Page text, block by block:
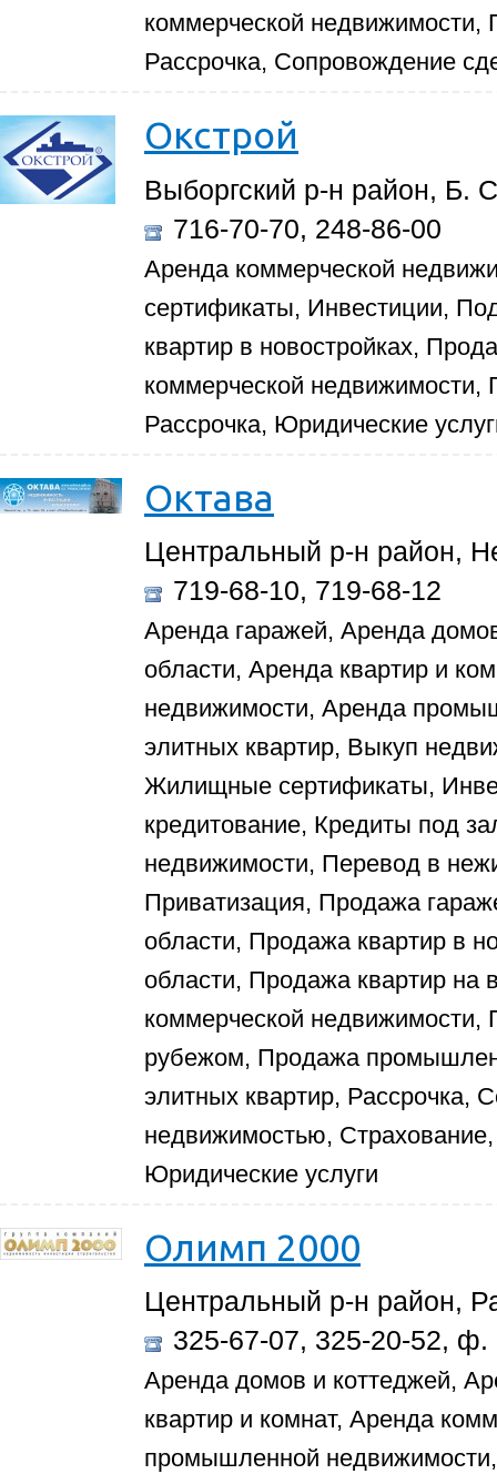
коммерческой недвижимости,
Рассрочка, Сопровождение
Окстрой
Выборгский р-н район, Б.
716-70-70, 248-86-00
Аренда коммерческой
сертификаты, Инвестиции,
квартир в новостройках,
коммерческой недвижимости,
Рассрочка, Юридические
Октава
Центральный р-н район,
719-68-10, 719-68-12
Аренда гаражей, Аренда
области, Аренда квартир и
недвижимости, Аренда
элитных квартир, Выкуп
Жилищные сертификаты,
кредитование, Кредиты под
недвижимости, Перевод в
Приватизация, Продажа
области, Продажа квартир в
области, Продажа квартир на
коммерческой
рубежом, Продажа
элитных квартир, Рассрочка,
недвижимостью,
Юридические услуги
Олимп 2000
Центральный р-н район,
325-67-07, 325-20-52, ф.
Аренда домов и коттеджей,
квартир и комнат, Аренда
промышленной